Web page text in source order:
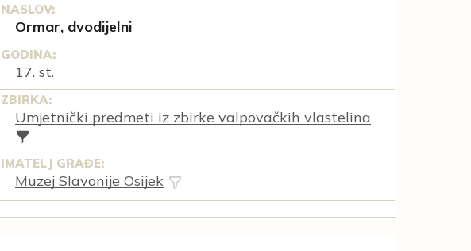
NASLOV:
Ormar, dvodijelni
GODINA:
17. st.
ZBIRKA:
Umjetnički predmeti iz zbirke valpovačkih vlastelina
IMATELJ GRAĐE:
Muzej Slavonije Osijek